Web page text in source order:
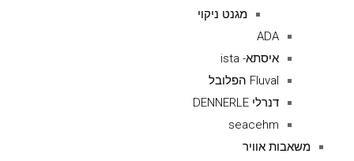
מגנט ניקוי
ADA
איסתא- ista
Fluval הפלובל
דנרלי DENNERLE
seacehm
משאבות אוויר